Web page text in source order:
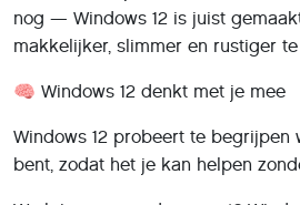
nog — Windows 12 is juist
makkelijker, slimmer en rustiger
🧠 Windows 12 denkt met je mee
Windows 12 probeert te begrijpen
bent, zodat het je kan helpen